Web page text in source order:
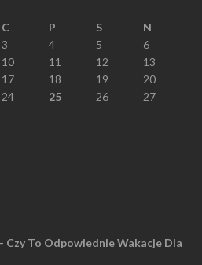
C P S
N
3 4 5
6
10 11 12
13
17 18 19
20
24 25 26
27
To Odpowiednie Wakacje Dla